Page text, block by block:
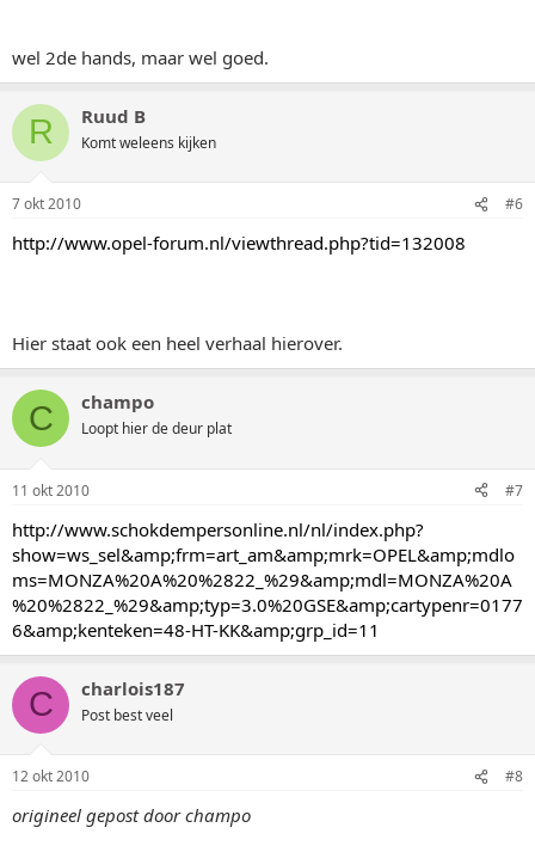
wel 2de hands, maar wel goed.
R Ruud B
Komt weleens kijken
7 okt 2010 #6
http://www.opel-forum.nl/viewthread.php?tid=132008
Hier staat ook een heel verhaal hierover.
C champo
Loopt hier de deur plat
11 okt 2010 #7
http://www.schokdempersonline.nl/nl/index.php?
show=ws_sel&amp;frm=art_am&amp;mrk=OPEL&amp;mdlo
ms=MONZA%20A%20%2822_%29&amp;mdl=MONZA%20A
%20%2822_%29&amp;typ=3.0%20GSE&amp;cartypenr=0177
6&amp;kenteken=48-HT-KK&amp;grp_id=11
C charlois187
Post best veel
12 okt 2010 #8
origineel gepost door champo